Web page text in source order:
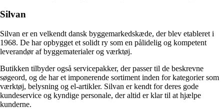
Silvan
Silvan er en velkendt dansk byggemarkedskæde, der blev etableret i
1968. De har opbygget et solidt ry som en pålidelig og kompetent
leverandør af byggematerialer og værktøj.
Butikken tilbyder også servicepakker, der passer til de beskrevne
søgeord, og de har et imponerende sortiment inden for kategorier som
værktøj, belysning og el-artikler. Silvan er kendt for deres gode
kundeservice og kyndige personale, der altid er klar til at hjælpe
kunderne.